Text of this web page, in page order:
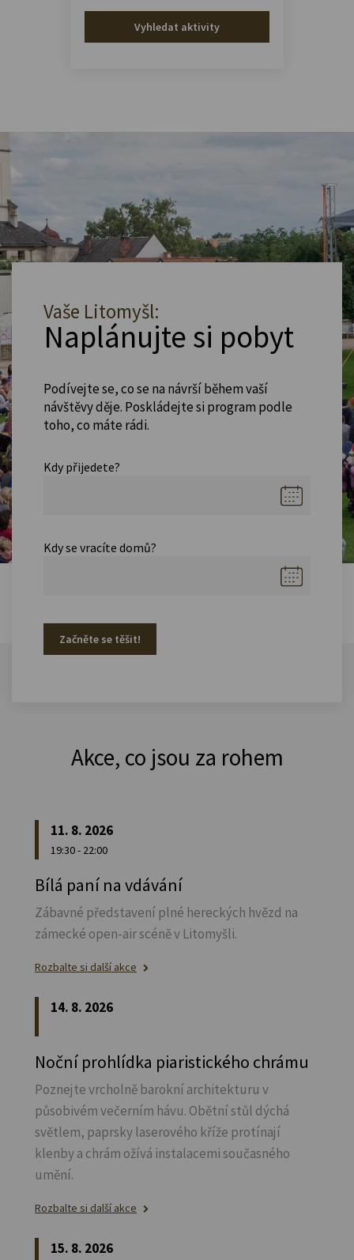
Vyhledat aktivity
Vaše Litomyšl:
Naplánujte si pobyt
Podívejte se, co se na návrší během vaší
návštěvy děje. Poskládejte si program podle
toho, co máte rádi.
Kdy přijedete?
Kdy se vracíte domů?
Začněte se těšit!
Akce, co jsou za rohem
11. 8. 2026
19:30 - 22:00
Bílá paní na vdávání
Zábavné představení plné hereckých hvězd na
zámecké open-air scéně v Litomyšli.
Rozbalte si další akce
14. 8. 2026
Noční prohlídka piaristického chrámu
Poznejte vrcholně barokní architekturu v
působivém večerním hávu. Obětní stůl dýchá
světlem, paprsky laserového kříže protínají
klenby a chrám ožívá instalacemi současného
umění.
Rozbalte si další akce
15. 8. 2026